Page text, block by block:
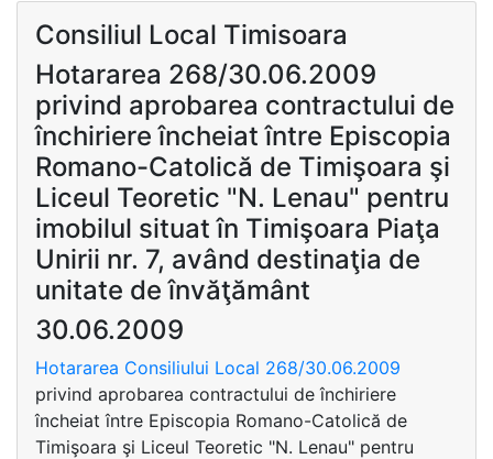
Consiliul Local Timisoara
Hotararea 268/30.06.2009
privind aprobarea contractului de
închiriere încheiat între Episcopia
Romano-Catolică de Timişoara şi
Liceul Teoretic "N. Lenau" pentru
imobilul situat în Timişoara Piaţa
Unirii nr. 7, având destinaţia de
unitate de învăţământ
30.06.2009
Hotararea Consiliului Local 268/30.06.2009
privind aprobarea contractului de închiriere
încheiat între Episcopia Romano-Catolică de
Timişoara şi Liceul Teoretic "N. Lenau" pentru